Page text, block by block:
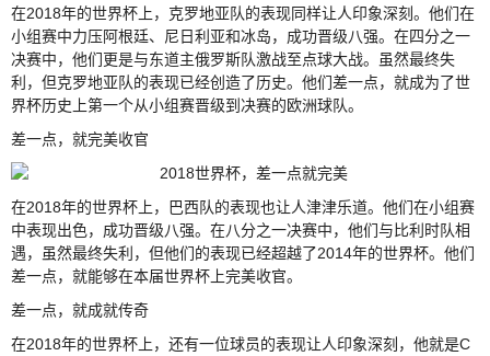
在2018年的世界杯上，克罗地亚队的表现同样让人印象深刻。他们在
小组赛中力压阿根廷、尼日利亚和冰岛，成功晋级八强。在四分之一
决赛中，他们更是与东道主俄罗斯队激战至点球大战。虽然最终失
利，但克罗地亚队的表现已经创造了历史。他们差一点，就成为了世
界杯历史上第一个从小组赛晋级到决赛的欧洲球队。
差一点，就完美收官
在2018年的世界杯上，巴西队的表现也让人津津乐道。他们在小组赛
中表现出色，成功晋级八强。在八分之一决赛中，他们与比利时队相
遇，虽然最终失利，但他们的表现已经超越了2014年的世界杯。他们
差一点，就能够在本届世界杯上完美收官。
差一点，就成就传奇
在2018年的世界杯上，还有一位球员的表现让人印象深刻，他就是C